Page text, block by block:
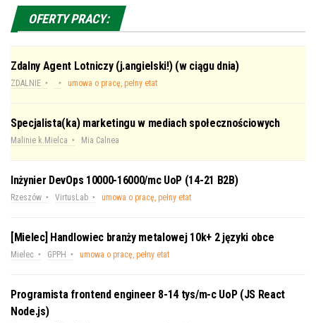
OFERTY PRACY:
Zdalny Agent Lotniczy (j.angielski!) (w ciągu dnia)
ZDALNIE umowa o pracę, pełny etat
Specjalista(ka) marketingu w mediach społecznościowych
Malinie k.Mielca Mia Calnea
Inżynier DevOps 10000-16000/mc UoP (14-21 B2B)
Rzeszów VirtusLab umowa o pracę, pełny etat
[Mielec] Handlowiec branży metalowej 10k+ 2 języki obce
Mielec GPPH umowa o pracę, pełny etat
Programista frontend engineer 8-14 tys/m-c UoP (JS React
Node.js)